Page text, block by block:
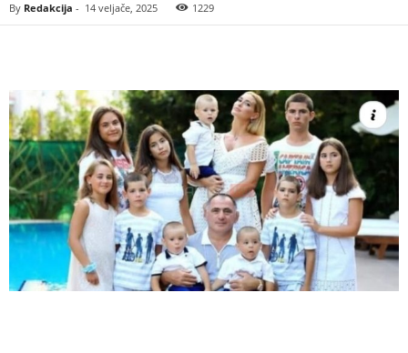
By Redakcija - 14 veljače, 2025 1229